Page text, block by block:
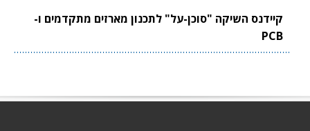
קיידנס השיקה "סוכן-על" לתכנון מארזים מתקדמים ו-
PCB